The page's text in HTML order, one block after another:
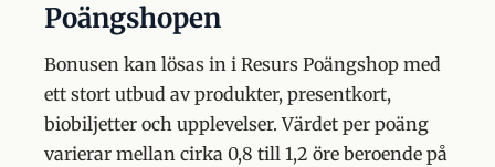
Poängshopen
Bonusen kan lösas in i Resurs Poängshop med
ett stort utbud av produkter, presentkort,
biobiljetter och upplevelser. Värdet per poäng
varierar mellan cirka 0,8 till 1,2 öre beroende på